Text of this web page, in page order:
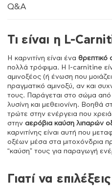
Q&A
Τι είναι η L-
Η καρνιτίνη είναι ένα θρεπτικό
πολλά τρόφιμα. Η l-carnitine
αμινοξέος (ή ένωση που
πραγματικό αμινοξύ, αν και
τους. Παράγεται στο σώμα από
λυσίνη και μεθειονίνη. Βοηθά
τρώτε στην ενέργεια που
στην αερόβια καύση λιπαρών
καρνιτίνης είναι αυτή που
οξέων μέσα στα μιτοχόνδρια
“καύση” τους για παραγωγή
Γιατί να